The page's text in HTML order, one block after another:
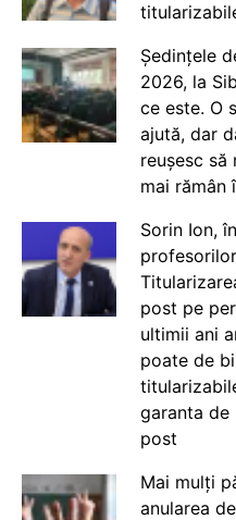
Ședințele
2026, la
ce este. O
ajută, dar
reușesc
mai rămân
Sorin Ion,
post pe
ultimii ani
poate de
garanta de
post
Mai mulți
anularea